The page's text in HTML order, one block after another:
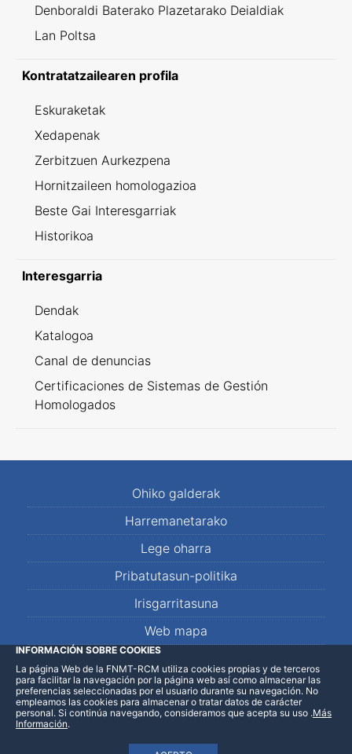
Denboraldi Baterako Plazetarako Deialdiak
Lan Poltsa
Kontratatzailearen profila
Eskuraketak
Xedapenak
Zerbitzuen Aurkezpena
Hornitzaileen homologazioa
Beste Gai Interesgarriak
Historikoa
Interesgarria
Dendak
Katalogoa
Canal de denuncias
Certificaciones de Sistemas de Gestión
Homologados
Ohiko galderak
Harremanetarako
Lege oharra
Pribatutasun-politika
Irisgarritasuna
Web mapa
LinkedInFacebookWhatsApp
INFORMACIÓN SOBRE COOKIES
La página Web de la FNMT-RCM utiliza cookies propias y de terceros
para facilitar la navegación por la página web así como almacenar las
preferencias seleccionadas por el usuario durante su navegación. No
empleamos las cookies para almacenar o tratar datos de carácter
personal. Si continúa navegando, consideramos que acepta su uso .Más
Información.